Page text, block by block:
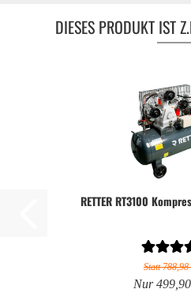
DIESES PRODUKT IST
RETTER RT3100
Statt 788,98
Nur